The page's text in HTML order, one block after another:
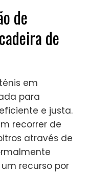
de
de
em
para
e justa.
recorrer de
através de
recurso por